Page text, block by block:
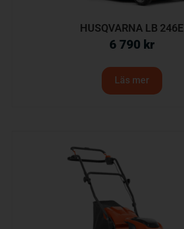
HUSQVARNA LB 246E
6 790 kr
Läs mer